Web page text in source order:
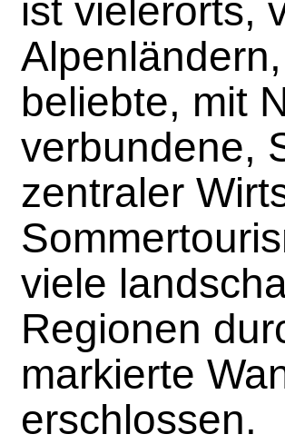
ist vielerorts,
beliebte, mit
verbundene,
zentraler
viele
Regionen
markierte
erschlossen.